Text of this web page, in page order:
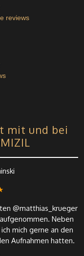
reviews
mit und bei
@matthias_krueger
Neben
mich gerne an den
Aufnahmen hatten.